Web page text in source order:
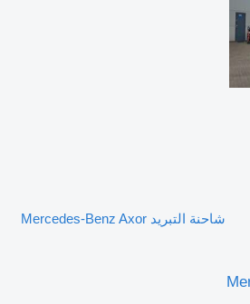
شاحنة التبريد Mercedes-Benz Axor